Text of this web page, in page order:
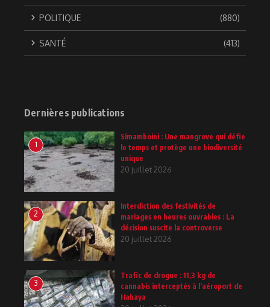
POLITIQUE (880)
SANTÉ (413)
Dernières publications
1
Simamboini : Une mangrove qui défie
le temps et protège une biodiversité
unique
20 juillet 2026
2
Interdiction des festivités de
mariages en heures ouvrables : La
décision suscite la controverse
20 juillet 2026
3
Trafic de drogue : 11,3 kg de
cannabis interceptés à l’aéroport de
Hahaya